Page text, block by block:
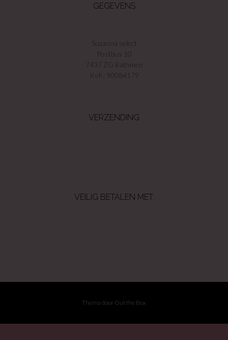
GEGEVENS
Suzanna select
Postbus 10
7437 ZG Bathmen
KvK: 90084179
VERZENDING
VEILIG BETALEN MET:
Thema door Out the Box